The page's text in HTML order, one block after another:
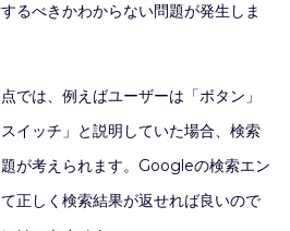
るべきかわからない問題が発生しま
では、例えばユーザーは「ボタン」
イッチ」と説明していた場合、検索
が考えられます。Googleの検索エン
正しく検索結果が返せれば良いので